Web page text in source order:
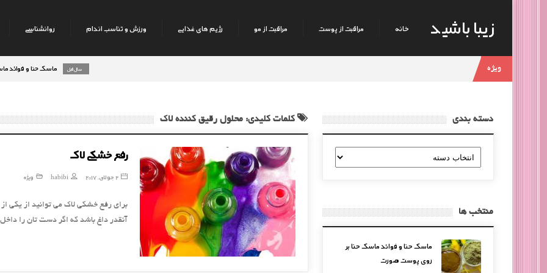
زیبا باشید خانه مراقبت از پوست مراقبت از مو رژیم های غذایی ورزش و تناسب اندام روانشناسی
ویژه ماسک حنا و فوائد ماسک حنا
کلمات کلیدی: محلول رقیق کننده لاک
رفع خشکی لاک
2 جولای, 2017 habibi ویژه
برای رفع خشکی لاک می توانید از یکی از
آنقدر داغ باشد که اگر دست تان را
دسته بندی
دسته
بندی
منتخب ها
ماسک حنا و فوائد ماسک حنا بر
روی پوست صورت